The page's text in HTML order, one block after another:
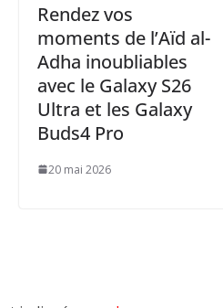
Rendez vos
moments de l’Aïd al-
Adha inoubliables
avec le Galaxy S26
Ultra et les Galaxy
Buds4 Pro
20 mai 2026